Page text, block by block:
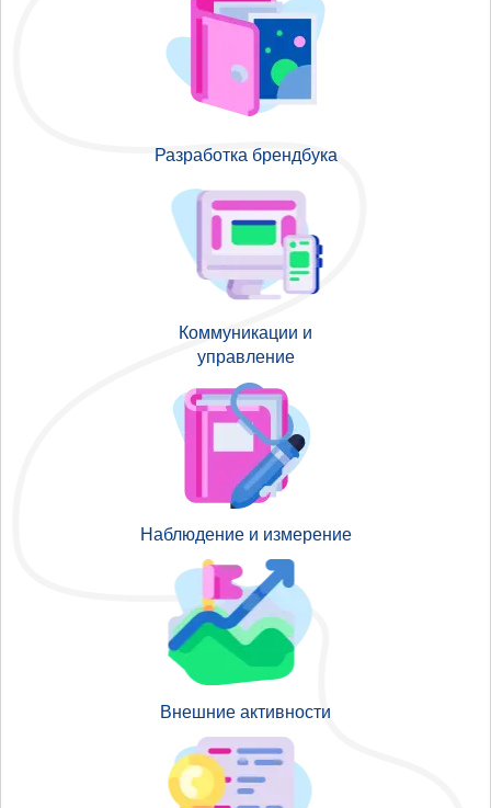
Разработка брендбука
Коммуникации и
управление
Наблюдение и измерение
Внешние активности